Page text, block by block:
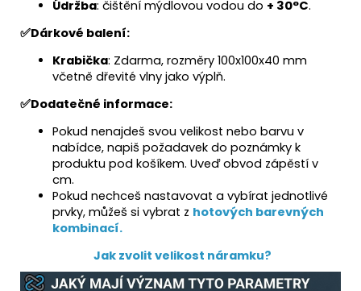
Údržba: čištění mýdlovou vodou do + 30°C.
✅Dárkové balení:
Krabička: Zdarma, rozměry 100x100x40 mm
včetně dřevité vlny jako výplň.
✅Dodatečné informace:
Pokud nenajdeš svou velikost nebo barvu v
nabídce, napiš požadavek do poznámky k
produktu pod košíkem. Uveď obvod zápěstí v
cm.
Pokud nechceš nastavovat a vybírat jednotlivé
prvky, můžeš si vybrat z hotových barevných
kombinací.
Jak zvolit velikost náramku?